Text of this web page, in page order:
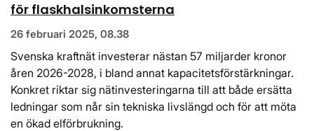
för flaskhalsinkomsterna
26 februari 2025, 08.38
Svenska kraftnät investerar nästan 57 miljarder kronor
åren 2026-2028, i bland annat kapacitetsförstärkningar.
Konkret riktar sig nätinvesteringarna till att både ersätta
ledningar som når sin tekniska livslängd och för att möta
en ökad elförbrukning.